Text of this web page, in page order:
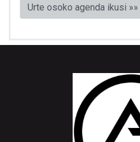
Urte osoko agenda ikusi »»